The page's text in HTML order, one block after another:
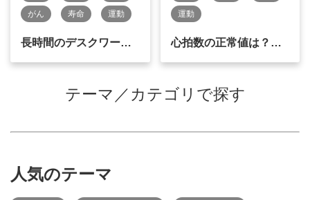
がん 寿命 運動
長時間のデスクワー…
運動
心拍数の正常値は？…
テーマ／カテゴリで探す
人気のテーマ